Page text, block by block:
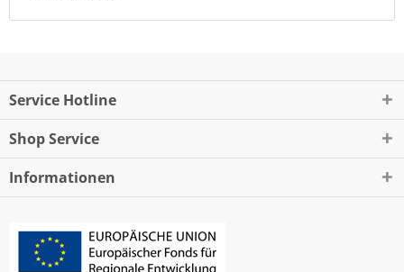
Service Hotline
Shop Service
Informationen